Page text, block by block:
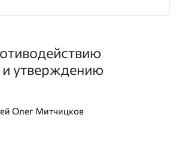
утверждению
Олег Митчицков